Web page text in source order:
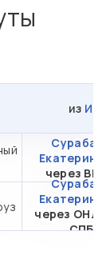
377 559,25 ₽ за
20DC
267 729,95 ₽ за
20DC
из
Сурабая
через
Сурабая
через ОНЛ-
СПБ